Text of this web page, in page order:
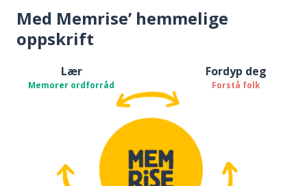
Med Memrise’ hemmelige
oppskrift
Lær
Memorer ordforråd
Fordyp deg
Forstå folk